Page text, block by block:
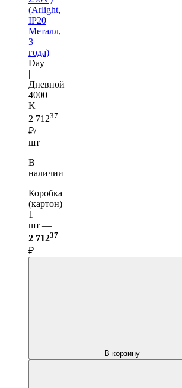
(Arlight,
IP20
Металл,
3
года)
Day
|
Дневной
4000
K
2 71237
₽/
шт
В
наличии
Коробка
(картон)
1
шт —
2 71237
₽
В корзину